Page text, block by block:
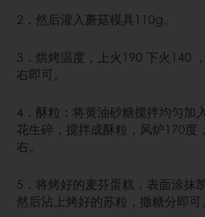
2．然后灌入蘑菇模具110g。
3．烘烤温度，上火190 下火140
右即可。
4．酥粒：将黄油砂糖搅拌均匀加
花生碎，搅拌成酥粒，风炉170度
右。
5．将烤好的麦芬蛋糕，表面涂抹
然后沾上烤好的苏粒，撒糖分即可。